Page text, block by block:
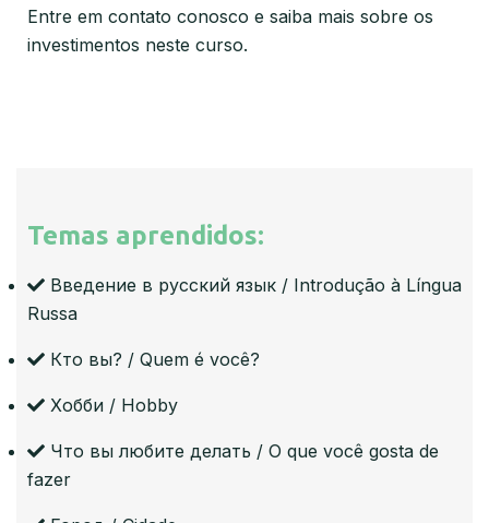
Entre em contato conosco e saiba mais sobre os
investimentos neste curso.
Temas aprendidos:
Введение в русский язык / Introdução à Língua
Russa
Кто вы? / Quem é você?
Хобби / Hobby
Что вы любите делать / O que você gosta de
fazer